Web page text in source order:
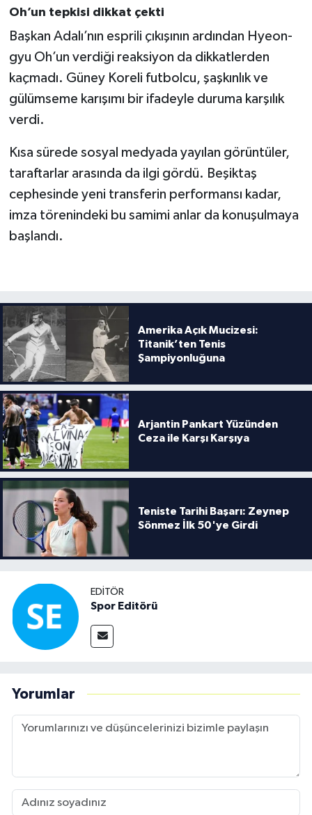
Oh’un tepkisi dikkat çekti
Başkan Adalı’nın esprili çıkışının ardından Hyeon-
gyu Oh’un verdiği reaksiyon da dikkatlerden
kaçmadı. Güney Koreli futbolcu, şaşkınlık ve
gülümseme karışımı bir ifadeyle duruma karşılık
verdi.
Kısa sürede sosyal medyada yayılan görüntüler,
taraftarlar arasında da ilgi gördü. Beşiktaş
cephesinde yeni transferin performansı kadar,
imza törenindeki bu samimi anlar da konuşulmaya
başlandı.
Amerika Açık Mucizesi:
Titanik’ten Tenis
Şampiyonluğuna
Arjantin Pankart Yüzünden
Ceza ile Karşı Karşıya
Teniste Tarihi Başarı: Zeynep
Sönmez İlk 50'ye Girdi
EDITÖR
Spor Editörü
Yorumlar
Formula 1
Atletizm
At Yarışı
Bisiklet
Boks
Güreş
Motor Sporları
Su Sporları
Diğer Spor Dalları
Futbolcular